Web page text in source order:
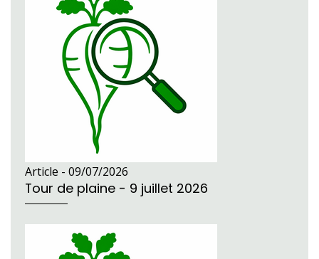
Article - 09/07/2026
Tour de plaine - 9 juillet 2026